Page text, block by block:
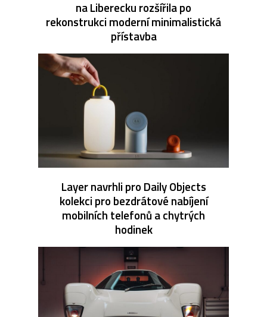
na Liberecku rozšířila po
rekonstrukci moderní minimalistická
přístavba
Layer navrhli pro Daily Objects
kolekci pro bezdrátové nabíjení
mobilních telefonů a chytrých
hodinek